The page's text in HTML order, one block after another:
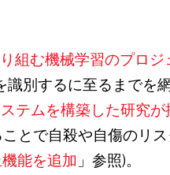
組む機械学習のプロジ
別するに至るまでを
テムを構築した研究が
とで自殺や自傷のリ
能を追加 」参照)。